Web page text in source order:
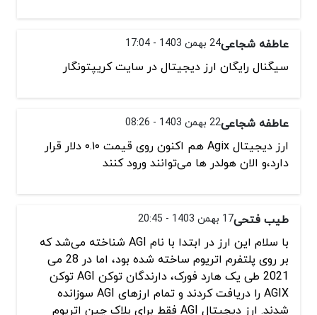
عاطفه شجاعی24 بهمن 1403 - 17:04
سیگنال رایگان ارز دیجیتال در سایت کریپتونگار
عاطفه شجاعی22 بهمن 1403 - 08:26
ارز دیجیتال Agix هم اکنون روی قیمت ۰.۱۰ دلار قرار
دارد،و الان هولدر ها می‌توانند ورود کنند
طیب فتحی17 بهمن 1403 - 20:45
با سلام این ارز در ابتدا با نام AGI شناخته می‌شد که
بر روی پلتفرم اتریوم ساخته شده بود، اما در 28 می
2021 طی یک هارد فورک، دارندگان توکن AGI توکن
AGIX را دریافت کردند و تمام ارزهای AGI سوزانده
شدند. ارز دیجیتال AGI فقط برای بلاک چین اتریوم